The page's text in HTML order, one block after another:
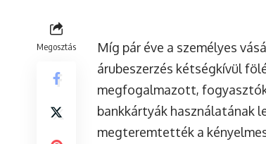
Megosztás
Míg pár éve a személyes
árubeszerzés kétségkívül
megfogalmazott,
bankkártyák használatának
megteremtették a